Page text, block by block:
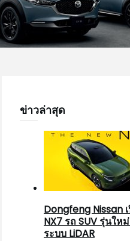
ข่าวล่าสุด
Dongfeng Nissan
NX7 รถ SUV รุ่นใ
ระบบ LiDAR